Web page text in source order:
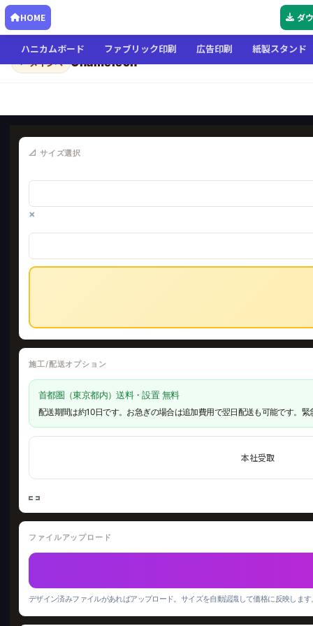
HOME ダ
ハニカムボード ファブリック印刷 広告印刷 紙製スタンド
← メインへ Chameleon
📐 サイズ選択
×
施工/配送オプション
首都圏（東京都内）送料・設置 無料
配送期間は約10日です。お急ぎの場合は追加費用で翌日配送も可能です。
本社受取
ファイルアップロード
デザイン済みファイルがあればアップロード。サイズを自動認識して価格に反映しま